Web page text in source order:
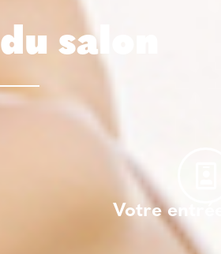
salon
Votre